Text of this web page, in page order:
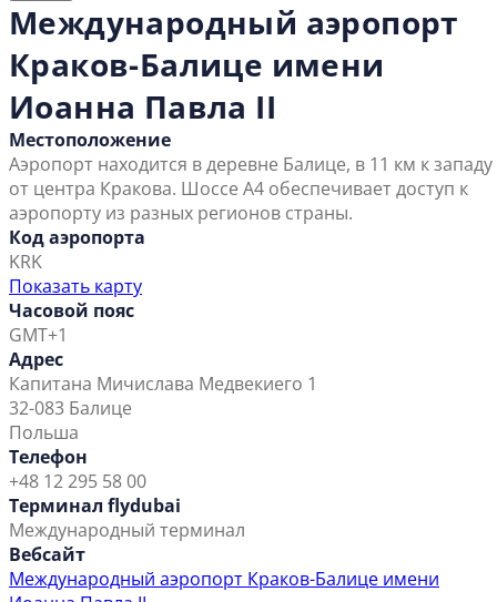
Международный аэропорт
Краков-Балице имени
Иоанна Павла II
Местоположение
Аэропорт находится в деревне Балице, в 11 км к западу
от центра Кракова. Шоссе А4 обеспечивает доступ к
аэропорту из разных регионов страны.
Код аэропорта
KRK
Показать карту
Часовой пояс
GMT+1
Адрес
Капитана Мичислава Медвекиего 1
32-083 Балице
Польша
Телефон
+48 12 295 58 00
Терминал flydubai
Международный терминал
Вебсайт
Международный аэропорт Краков-Балице имени